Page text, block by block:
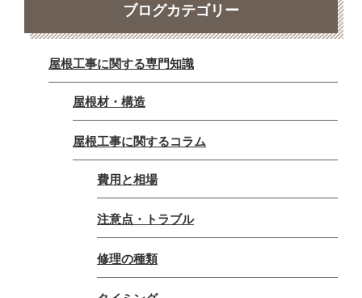
ブログカテゴリー
屋根工事に関する専門知識
屋根材・構造
屋根工事に関するコラム
費用と相場
注意点・トラブル
修理の種類